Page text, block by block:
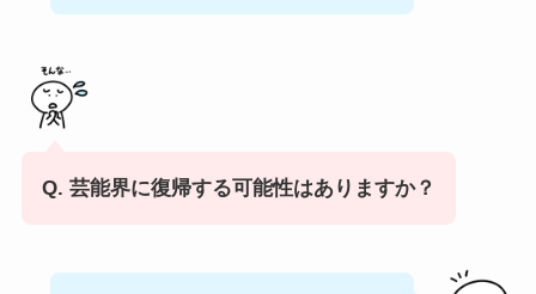
Q. 芸能界に復帰する可能性はありますか？